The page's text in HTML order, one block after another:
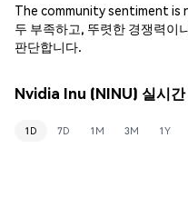
The community sentiment is
두 부족하고, 뚜렷한 경쟁력이
판단합니다.
Nvidia Inu (NINU) 실시간
1D 7D 1M 3M 1Y